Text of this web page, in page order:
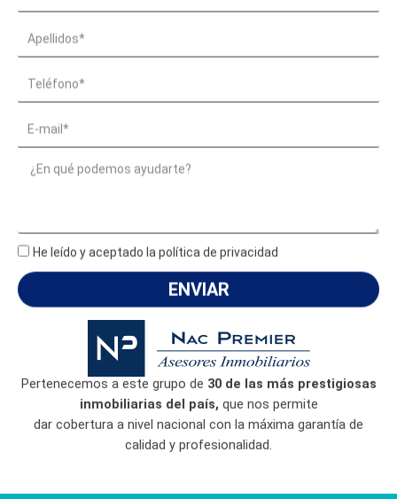
l
d
f
*
m
a
g
e
He leído y aceptado la política de privacidad
ENVIAR
Pertenecemos a este grupo de 30 de las más prestigiosas
inmobiliarias del país, que nos permite
dar cobertura a nivel nacional con la máxima garantía de
calidad y profesionalidad.